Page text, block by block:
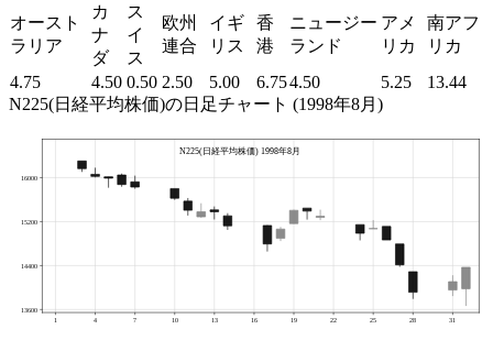
オースト
ラリア
カ
ナ
ダ
ス
イ
ス
欧州
連合
イギ
リス
香
港
ニュージー
ランド
アメ
リカ
南アフ
リカ
4.75
4.50 0.50 2.50 5.00 6.754.50 5.25
13.44
N225(日経平均株価)の日足チャート (1998年8月)